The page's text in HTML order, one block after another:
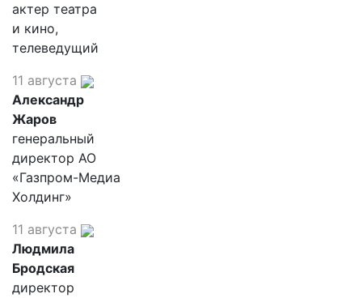
актер театра
и кино,
телеведущий
11 августа
Александр
Жаров
генеральный
директор АО
«Газпром-Медиа
Холдинг»
11 августа
Людмила
Бродская
директор